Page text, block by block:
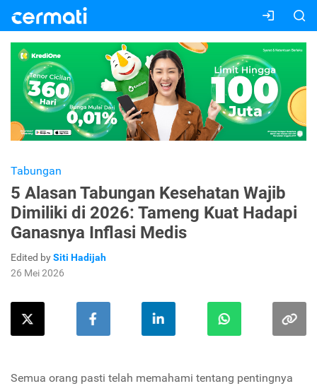
Tabungan
5 Alasan Tabungan Kesehatan Wajib
Dimiliki di 2026: Tameng Kuat Hadapi
Ganasnya Inflasi Medis
Edited bySiti Hadijah
26 Mei 2026
Semua orang pasti telah memahami tentang pentingnya